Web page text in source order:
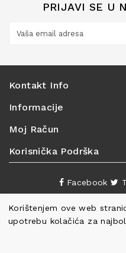
Korištenjem ove web
upotrebu kolačića za
PRIJAVI SE U
Kontakt Info
Informacije
Moj Račun
Korisnička Podrška
Facebook